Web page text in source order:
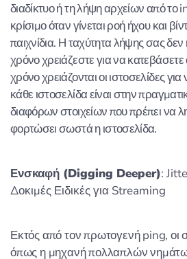
διαδίκτυο ή τη λήψη αρχείων από το
κρίσιμο όταν γίνεται ροή ήχου και
παιχνίδια. Η ταχύτητα λήψης σας
χρόνο χρειάζεστε για να
χρόνο χρειάζονται οι ιστοσελίδες
κάθε ιστοσελίδα είναι στην
διαφόρων στοιχείων που πρέπει να
φορτώσει σωστά η ιστοσελίδα.
Ενσκαφή (Digging Deeper):
Δοκιμές Ειδικές για Streaming
Εκτός από τον πρωτογενή ping, οι
όπως η μηχανή πολλαπλών